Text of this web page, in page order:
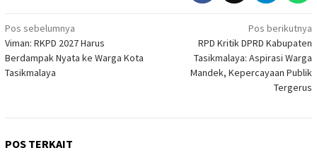
Navigasi
pos
Pos sebelumnya
Viman: RKPD 2027 Harus
Berdampak Nyata ke Warga Kota
Tasikmalaya
Pos berikutnya
RPD Kritik DPRD Kabupaten
Tasikmalaya: Aspirasi Warga
Mandek, Kepercayaan Publik
Tergerus
POS TERKAIT